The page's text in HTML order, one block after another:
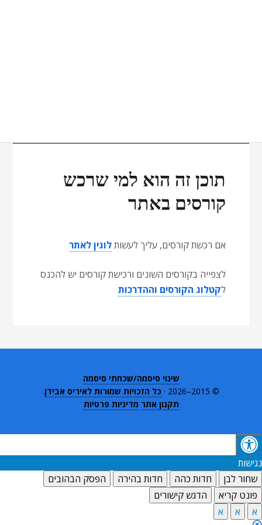
תוכן זה הוא למי שרכש
קורסים באתר
אם רכשת קורסים, עליך לעשותלוגין לאתר
לצפייה בקורסים השונים ורכישת קורסים יש להכנס
לקטלוג הקורסים וההדרכות
שינוי סיסמה/שכחתי סיסמה
© 2015–2026 ·
כל הזכויות שמורות לאיריס אבידן.
תקנון אתר מדיניות פרטיות
נגישות
שחור לבן
חדות כהה חדות בהירה
הפסק הבהובים
פונט קריא
הדגש קישורים
א
א א